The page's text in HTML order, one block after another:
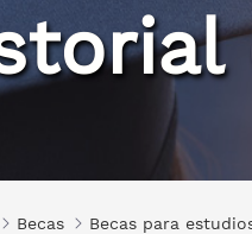
Becas Becas para